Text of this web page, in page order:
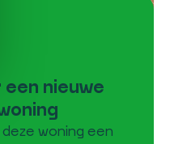
nieuwe
woning een